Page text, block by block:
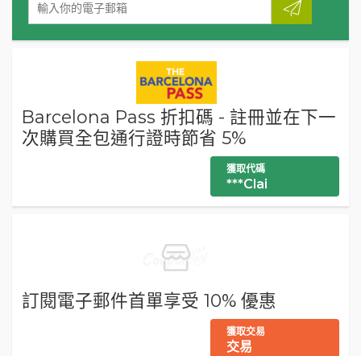
Barcelona Pass 折扣碼 - 註冊並在下一
次購買全包通行證時節省 5%
獲取代碼
***Clai
訂閱電子郵件首單享受 10% 優惠
獲取交易
交易